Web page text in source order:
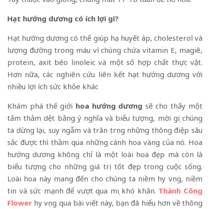
Hạt hướng dương có ích lợi gì?
Hạt hướng dương có thể giúp hạ huyết áp, cholesterol và
lượng đường trong máu vì chúng chứa vitamin E, magiê,
protein, axit béo linoleic và một số hợp chất thực vật.
Hơn nữa, các nghiên cứu liên kết hạt hướng dương với
nhiều lợi ích sức khỏe khác
Khám phá thế giới hoa hướng dương sẽ cho thấy một
tấm thảm dệt bằng ý nghĩa và biểu tượng, mời gọi chúng
ta dừng lại, suy ngẫm và trân trọng những thông điệp sâu
sắc được thì thầm qua những cánh hoa vàng của nó. Hoa
hướng dương không chỉ là một loài hoa đẹp mà còn là
biểu tượng cho những giá trị tốt đẹp trong cuộc sống.
Loài hoa này mang đến cho chúng ta niềm hy vọng, niềm
tin và sức mạnh để vượt qua mọi khó khăn. Thành Công
Flower hy vọng qua bài viết này, bạn đã hiểu hơn về thông